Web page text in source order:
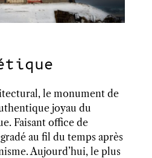
le monument de
joyau du
Faisant office de
au fil du temps après
Aujourd’hui, le plus